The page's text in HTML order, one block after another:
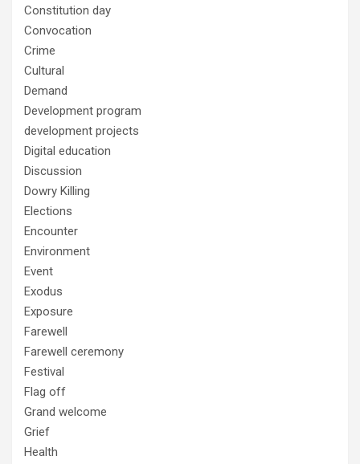
Constitution day
Convocation
Crime
Cultural
Demand
Development program
development projects
Digital education
Discussion
Dowry Killing
Elections
Encounter
Environment
Event
Exodus
Exposure
Farewell
Farewell ceremony
Festival
Flag off
Grand welcome
Grief
Health